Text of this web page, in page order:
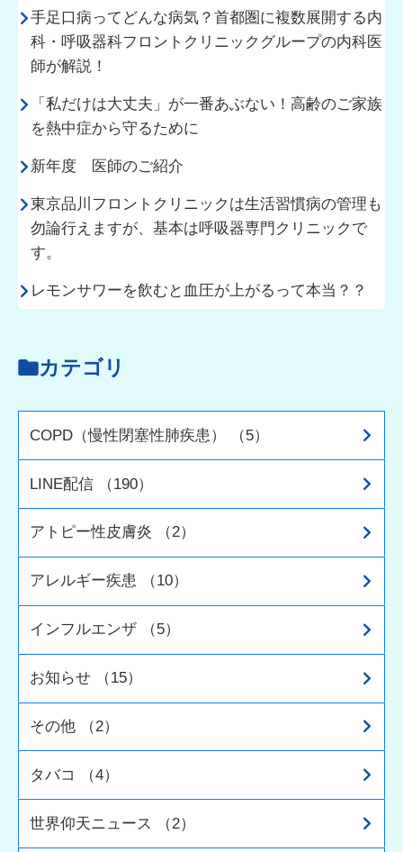
手足口病ってどんな病気？首都圏に複数展開する内
科・呼吸器科フロントクリニックグループの内科医
師が解説！
「私だけは大丈夫」が一番あぶない！高齢のご家族
を熱中症から守るために
新年度 医師のご紹介
東京品川フロントクリニックは生活習慣病の管理も
勿論行えますが、基本は呼吸器専門クリニックで
す。
レモンサワーを飲むと血圧が上がるって本当？？
カテゴリ
COPD（慢性閉塞性肺疾患） （5）
LINE配信 （190）
アトピー性皮膚炎 （2）
アレルギー疾患 （10）
インフルエンザ （5）
お知らせ （15）
その他 （2）
タバコ （4）
世界仰天ニュース （2）